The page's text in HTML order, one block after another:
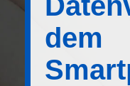
dem